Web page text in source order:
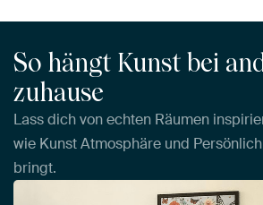
So hängt Kunst bei
zuhause
Lass dich von echten Räumen
wie Kunst Atmosphäre und
bringt.